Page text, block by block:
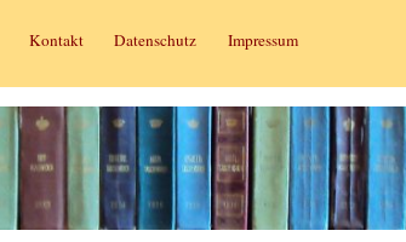
Kontakt Datenschutz Impressum